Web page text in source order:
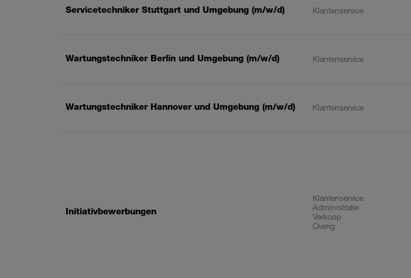
Servicetechniker Stuttgart und Umgebung (m/w/d) Klantenservice
Wartungstechniker Berlin und Umgebung (m/w/d) Klantenservice
Wartungstechniker Hannover und Umgebung (m/w/d) Klantenservice
Initiativbewerbungen
Klantenservice
Administratie
Verkoop
Overig